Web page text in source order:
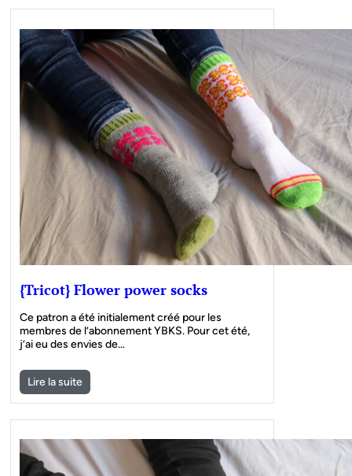
{Tricot} Flower power socks
Ce patron a été initialement créé pour les
membres de l’abonnement YBKS. Pour cet été,
j’ai eu des envies de…
Lire la suite